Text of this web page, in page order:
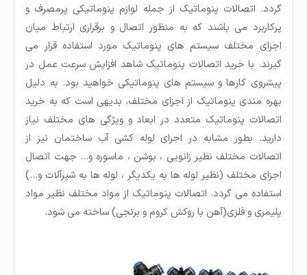
گردد. اتصالات پنوماتیک از جمله لوازم پنوماتیکی پرمصرف و
پرکاربرد می باشند که به منظور اتصال و برقراری ارتباط میان
اجزای مختلف سیستم های پنوماتیک مورد استفاده قرار می
گیرند. با خرید اتصالات پنوماتیک شاهد افزایش سرعت عمل در
پیشروی کارها و سیستم های پنوماتیکی خواهید بود. به دلیل
بهره مندی پنوماتیک از اجزای مختلف، بدیهی است که به خرید
اتصالات پنوماتیک متعدد در ابعاد و ویژگی های مختلف نیاز
دارید. بطور مشابه در اجرای لوله کشی آب ساختمان نیز از
اتصالات مختلف نظیر زانویی ، بوشن ، ماسوره و… جهت اتصال
اجزای مختلف (نظیر لوله ها به یکدیگر ، لوله ها به شیرآلات و…)
استفاده می گردد. اتصالات پنوماتیک از مواد مختلف نظیر مواد
پلیمری و فلزی(آهن با روکش کروم و برنجی) ساخته می شود.